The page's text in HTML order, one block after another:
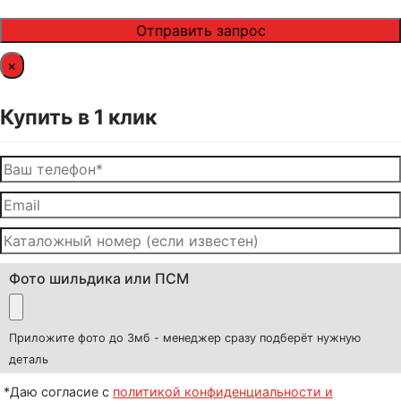
×
Купить в 1 клик
Фото шильдика или ПСМ
Приложите фото до 3мб - менеджер сразу подберёт нужную
деталь
*Даю согласие с политикой конфиденциальности и